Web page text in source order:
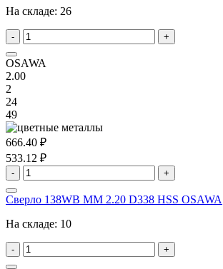
На складе: 26
- +
OSAWA
2.00
2
24
49
666.40 ₽
533.12 ₽
- +
Сверло 138WB MM 2.20 D338 HSS OSAWA
На складе: 10
- +